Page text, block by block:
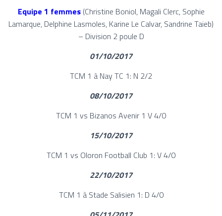
G
A
T
Equipe 1 femmes (Christine Boniol, Magali Clerc, Sophie
Lamarque, Delphine Lasmoles, Karine Le Calvar, Sandrine Taieb)
– Division 2 poule D
01/10/2017
TCM 1 à Nay TC 1: N 2/2
08/10/2017
TCM 1 vs Bizanos Avenir 1 V 4/0
15/10/2017
TCM 1 vs Oloron Football Club 1: V 4/0
22/10/2017
TCM 1 à Stade Salisien 1: D 4/0